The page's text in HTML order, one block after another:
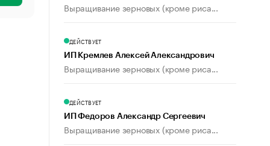
Выращивание зерновых (кроме риса...
ДЕЙСТВУЕТ
ИП Кремлев Алексей Александрович
Выращивание зерновых (кроме риса...
ДЕЙСТВУЕТ
ИП Федоров Александр Сергеевич
Выращивание зерновых (кроме риса...